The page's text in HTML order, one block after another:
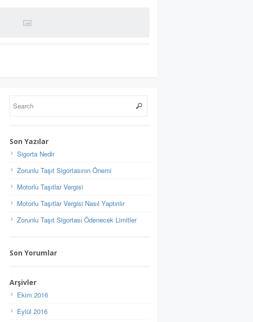
Son Yazılar
Sigorta Nedir
Zorunlu Taşıt Sigortasının Önemi
Motorlu Taşıtlar Vergisi
Motorlu Taşıtlar Vergisi Nasıl Yaptırılır
Zorunlu Taşıt Sigortası Ödenecek Limitler
Son Yorumlar
Arşivler
Ekim 2016
Eylül 2016